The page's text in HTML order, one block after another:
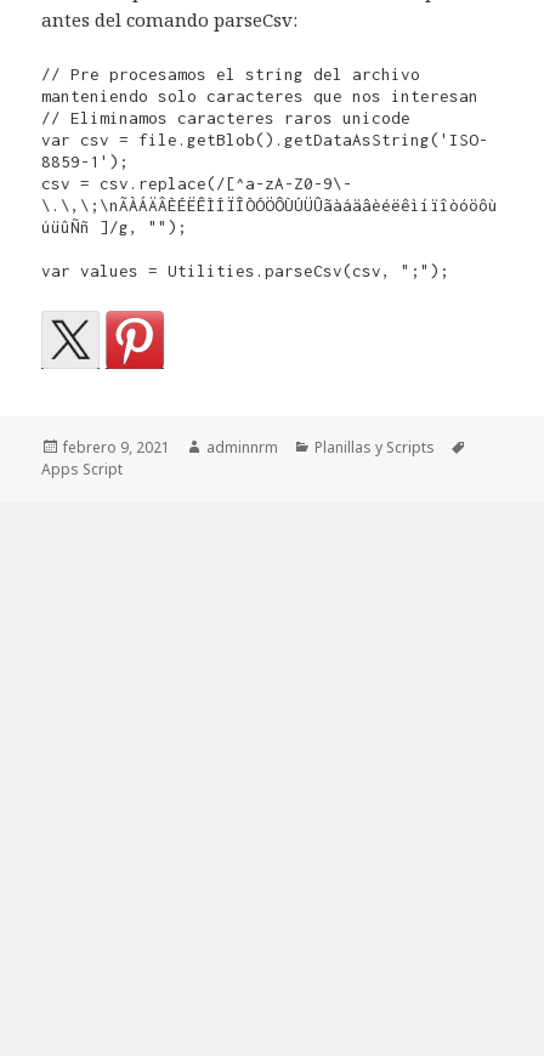
antes del comando parseCsv:
// Pre procesamos el string del archivo
manteniendo solo caracteres que nos interesan
// Eliminamos caracteres raros unicode
var csv = file.getBlob().getDataAsString('ISO-
8859-1');
csv = csv.replace(/[^a-zA-Z0-9\-
\.\,\;\nÃÀÁÄÂÈÉËÊÌÍÏÎÒÓÖÔÙÚÜÛãàáäâèéëêìíïîòóöôù
úüûÑñ ]/g, "");
var values = Utilities.parseCsv(csv, ";");
Publicado
el
febrero 9, 2021 Autor
adminnrm Categorías
Planillas y Scripts
Apps Script